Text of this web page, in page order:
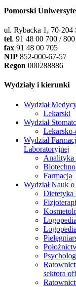
Pomorski
ul. Rybacka 1, 70-204
tel. 91 48 00 700 / 800
fax 91 48 00 705
NIP 852-000-67-57
Regon 000288886
Wydziały i kierunki
Wydział
Lekarski
Wydział
Wydział
Laboratoryjnej
Analityka
Farmacja
Wydział Nauk
Dietetyka
sektora